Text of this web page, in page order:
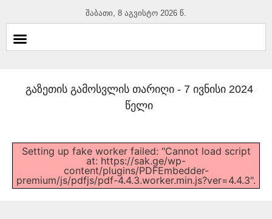
შაბათი, 8 აგვისტო 2026 წ.
გაზეთის გამოსვლის თარიღი - 7 ივნისი 2024
წელი
Setting up fake worker failed: "Cannot load script
at: https://sak.ge/wp-
content/plugins/PDFEmbedder-
premium/js/pdfjs/pdf-4.4.3.worker.min.js?ver=4.4.3".